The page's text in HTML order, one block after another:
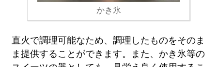
かき氷
直火で調理可能なため、調理したものをそのま
ま提供することができます。また、かき氷等の